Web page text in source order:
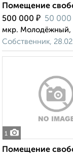
Помещение
500 000 ₽ 50 000
мкр. Молодёжный,
Собственник,
1
Помещение